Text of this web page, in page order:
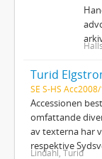
SE S-HS
Accessionen
omfattande
av texterna har
respektive
Lindahl, Turid